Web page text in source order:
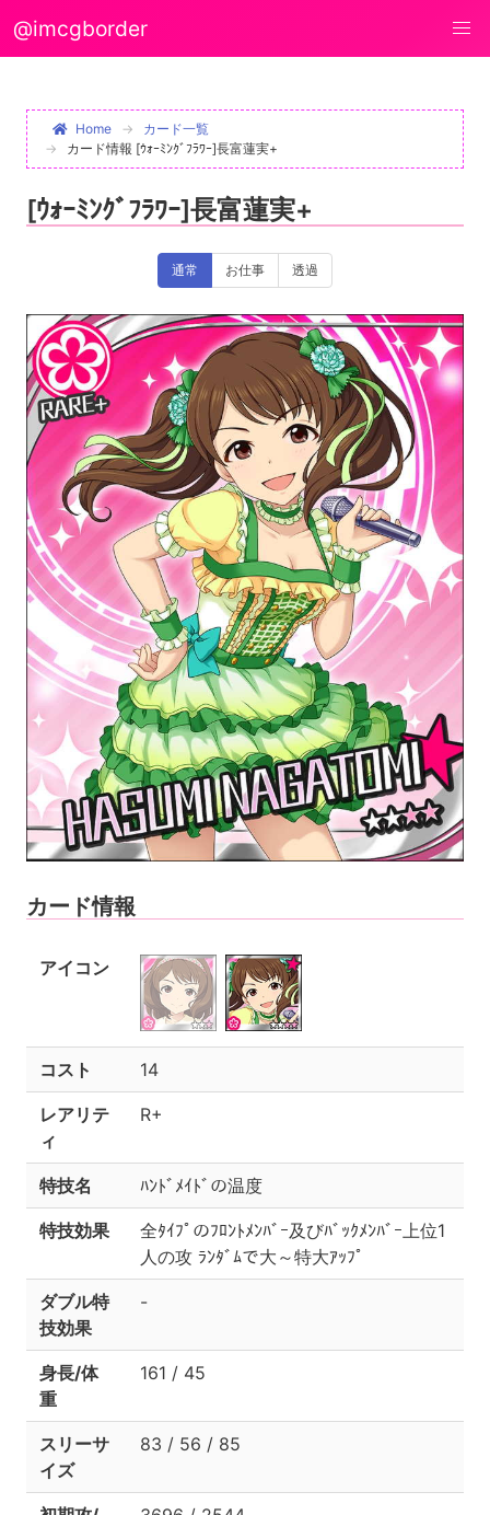
@imcgborder
Home
カード一覧
カード情報 [ｳｫｰﾐﾝｸﾞﾌﾗﾜｰ]長富蓮実+
[ｳｫｰﾐﾝｸﾞﾌﾗﾜｰ]長富蓮実+
通常 お仕事 透過
カード情報
アイコン
コスト 14
レアリテ
ィ
R+
特技名 ﾊﾝﾄﾞﾒｲﾄﾞの温度
特技効果
全ﾀｲﾌﾟのﾌﾛﾝﾄﾒﾝﾊﾞｰ及びﾊﾞｯｸﾒﾝﾊﾞｰ上位1
人の攻 ﾗﾝﾀﾞﾑで大～特大ｱｯﾌﾟ
ダブル特
技効果
-
身長/体
重
161 / 45
スリーサ
イズ
83 / 56 / 85